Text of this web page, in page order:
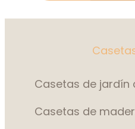
Casetas de jardín
Casetas de